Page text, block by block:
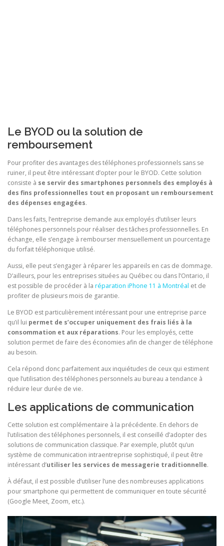
Le BYOD ou la solution de
remboursement
Pour profiter des avantages des téléphones professionnels sans se
ruiner, il peut être intéressant d’opter pour le BYOD. Cette solution
consiste à se servir des smartphones personnels des employés à
des fins professionnelles tout en proposant un remboursement
des dépenses engagées.
Dans les faits, l’entreprise demande aux employés d’utiliser leurs
téléphones personnels pour réaliser des tâches professionnelles. En
échange, elle s’engage à rembourser mensuellement un pourcentage
du forfait téléphonique utilisé.
Aussi, elle peut s’engager à réparer les appareils en cas de dommage.
D’ailleurs, pour les entreprises situées au Québec ou dans l’Ontario, il
est possible de procéder à la réparation iPhone 11 à Montréal et de
profiter de plusieurs mois de garantie.
Le BYOD est particulièrement intéressant pour une entreprise parce
qu’il lui permet de s’occuper uniquement des frais liés à la
consommation et aux réparations. Pour les employés, cette
solution permet de faire des économies afin de changer de téléphone
au besoin.
Cela répond donc parfaitement aux inquiétudes de ceux qui estiment
que l’utilisation des téléphones personnels au bureau a tendance à
réduire leur durée de vie.
Les applications de communication
Cette solution est complémentaire à la précédente. En dehors de
l’utilisation des téléphones personnels, il est conseillé d’adopter des
solutions de communication classique. Par exemple, plutôt qu’un
système de communication intraentreprise sophistiqué, il peut être
intéressant d’utiliser les services de messagerie traditionnelle.
À défaut, il est possible d’utiliser l’une des nombreuses applications
pour smartphone qui permettent de communiquer en toute sécurité
(Google Meet, Zoom, etc.).